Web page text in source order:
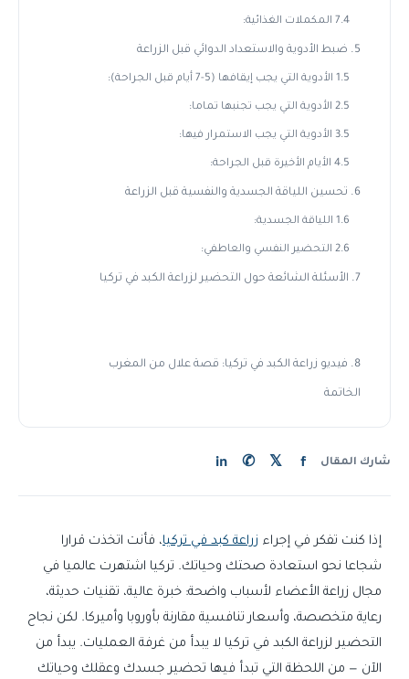
7.4 المكملات الغذائية:
5. ضبط الأدوية والاستعداد الدوائي قبل الزراعة
1.5 الأدوية التي يجب إيقافها (5-7 أيام قبل الجراحة):
2.5 الأدوية التي يجب تجنبها تماما:
3.5 الأدوية التي يجب الاستمرار فيها:
4.5 الأيام الأخيرة قبل الجراحة:
6. تحسين اللياقة الجسدية والنفسية قبل الزراعة
1.6 اللياقة الجسدية:
2.6 التحضير النفسي والعاطفي:
7. الأسئلة الشائعة حول التحضير لزراعة الكبد في تركيا
8. فيديو زراعة الكبد في تركيا: قصة علال من المغرب
الخاتمة
شارك المقال f
𝕏
✆
in
إذا كنت تفكر في إجراء زراعة كبد في تركيا، فأنت اتخذت قرارا
شجاعا نحو استعادة صحتك وحياتك. تركيا اشتهرت عالميا في
مجال زراعة الأعضاء لأسباب واضحة: خبرة عالية، تقنيات حديثة،
رعاية متخصصة، وأسعار تنافسية مقارنة بأوروبا وأميركا. لكن نجاح
التحضير لزراعة الكبد في تركيا لا يبدأ من غرفة العمليات. يبدأ من
الآن — من اللحظة التي تبدأ فيها تحضير جسدك وعقلك وحياتك